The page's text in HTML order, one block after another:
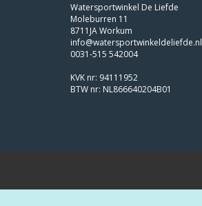
Watersportwinkel De Liefde
Moleburren 11
8711JA Workum
info@watersportwinkeldeliefde.nl
0031-515 542004
KVK nr: 94111952
BTW nr: NL866640204B01